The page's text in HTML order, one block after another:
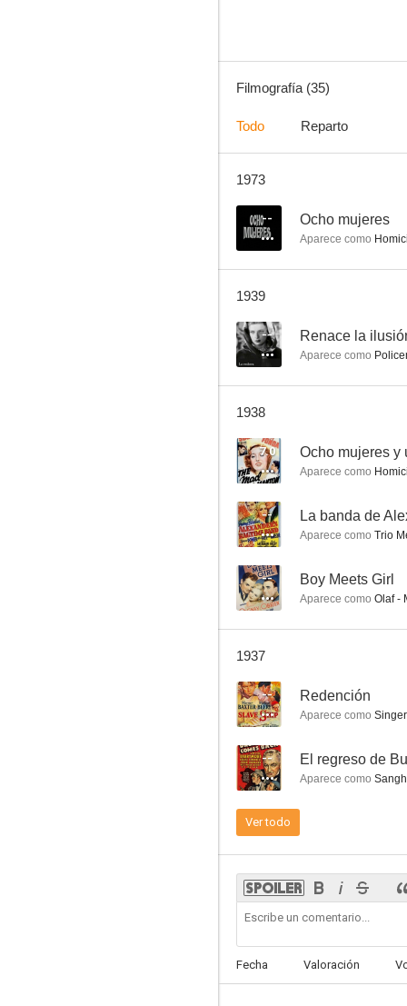
La banda de Alexander
--
Contrabando humano
--
Filmografía (35)
Todo Reparto
1973
-- Ocho mujeres
Aparece como
1939
-- Renace la
Aparece como
1938
7.0 Ocho mujeres y
Aparece como
-- La banda de
Aparece como Trio
-- Boy Meets Girl
Aparece como Olaf -
1937
-- Redención
Aparece como Singer
-- El regreso de
Aparece como
Ver todo
Fecha Valoración